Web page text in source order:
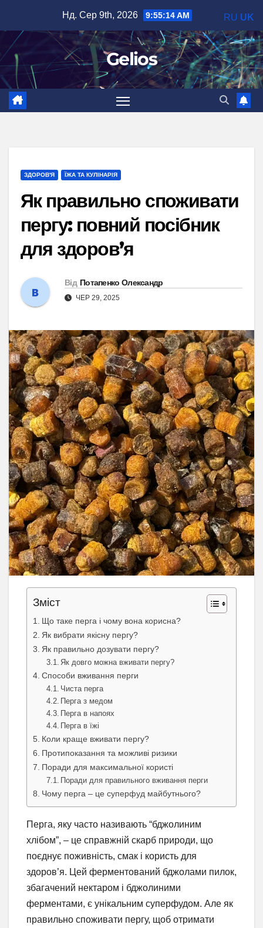
вмісту
Нд. Сер 9th, 2026 9:55:16 AM
Gelios
ЗДОРОВ'Я ЇЖА ТА КУЛІНАРІЯ
Як правильно споживати
пергу: повний посібник
для здоров’я
Від Потапенко Олександр
ЧЕР 29, 2025
Зміст
Що таке перга і чому вона корисна?
Як вибрати якісну пергу?
Як правильно дозувати пергу?
Як довго можна вживати пергу?
Способи вживання перги
Чиста перга
Перга з медом
Перга в напоях
Перга в їжі
Коли краще вживати пергу?
Протипоказання та можливі ризики
Поради для максимальної користі
Поради для правильного вживання перги
Чому перга – це суперфуд майбутнього?
Перга, яку часто називають “бджолиним
хлібом”, – це справжній скарб природи, що
поєднує поживність, смак і користь для
здоров’я. Цей ферментований бджолами пилок,
збагачений нектаром і бджолиними
ферментами, є унікальним суперфудом. Але як
правильно споживати пергу, щоб отримати
RU UK